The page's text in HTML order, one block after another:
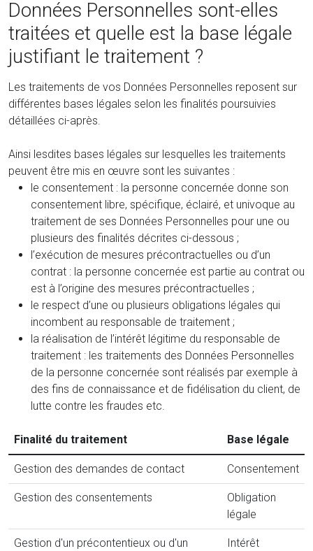
Données Personnelles sont-elles
traitées et quelle est la base légale
justifiant le traitement ?
Les traitements de vos Données Personnelles reposent sur
différentes bases légales selon les finalités poursuivies
détaillées ci-après.
Ainsi lesdites bases légales sur lesquelles les traitements
peuvent être mis en œuvre sont les suivantes :
le consentement : la personne concernée donne son
consentement libre, spécifique, éclairé, et univoque au
traitement de ses Données Personnelles pour une ou
plusieurs des finalités décrites ci-dessous ;
l’exécution de mesures précontractuelles ou d’un
contrat : la personne concernée est partie au contrat ou
est à l’origine des mesures précontractuelles ;
le respect d’une ou plusieurs obligations légales qui
incombent au responsable de traitement ;
la réalisation de l’intérêt légitime du responsable de
traitement : les traitements des Données Personnelles
de la personne concernée sont réalisés par exemple à
des fins de connaissance et de fidélisation du client, de
lutte contre les fraudes etc.
Finalité du traitement Base légale
Gestion des demandes de contact Consentement
Gestion des consentements
Obligation
légale
Gestion d'un précontentieux ou d'un
Intérêt